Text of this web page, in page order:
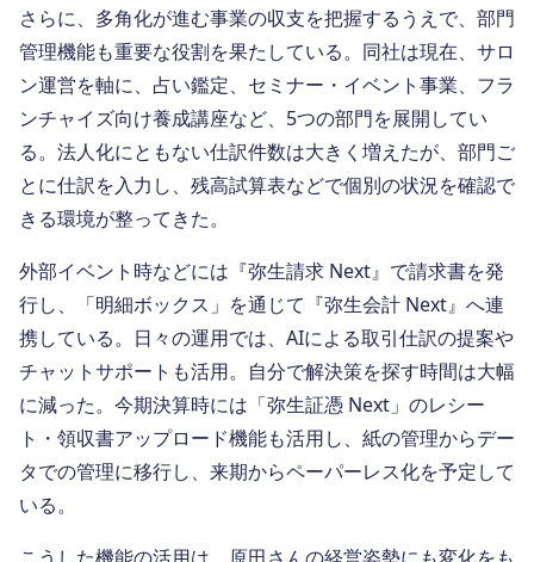
さらに、多角化が進む事業の収支を把握するうえで、部門
管理機能も重要な役割を果たしている。同社は現在、サロ
ン運営を軸に、占い鑑定、セミナー・イベント事業、フラ
ンチャイズ向け養成講座など、5つの部門を展開してい
る。法人化にともない仕訳件数は大きく増えたが、部門ご
とに仕訳を入力し、残高試算表などで個別の状況を確認で
きる環境が整ってきた。
外部イベント時などには『弥生請求 Next』で請求書を発
行し、「明細ボックス」を通じて『弥生会計 Next』へ連
携している。日々の運用では、AIによる取引仕訳の提案や
チャットサポートも活用。自分で解決策を探す時間は大幅
に減った。今期決算時には「弥生証憑 Next」のレシー
ト・領収書アップロード機能も活用し、紙の管理からデー
タでの管理に移行し、来期からペーパーレス化を予定して
いる。